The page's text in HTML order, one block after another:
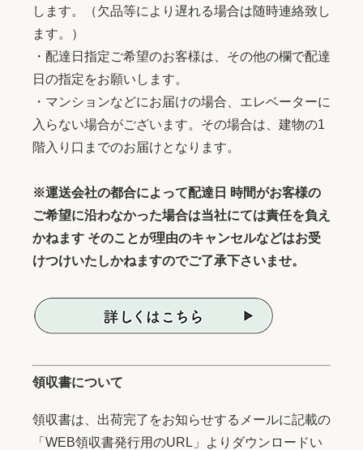
します。（欠品等により遅れる場合は随時連絡致し
ます。）
・配達日指定ご希望のお客様は、その他の欄で配達
日の指定をお願いします。
・マンションなどにお届けの場合、エレベーターに
入らない場合がございます。その場合は、建物の1
階入り口までのお届けとなります。
※運送会社の都合によって配達日 時間がお客様の
ご希望に沿わなかった場合は当社にては責任を負え
かねます そのことが理由のキャンセルなどはお受
けつけいたしかねますのでご了承下さいませ。
領収書について
領収書は、出荷完了をお知らせするメールに記載の
「WEB領収書発行用のURL」よりダウンロードい